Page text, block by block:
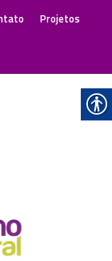
Projetos